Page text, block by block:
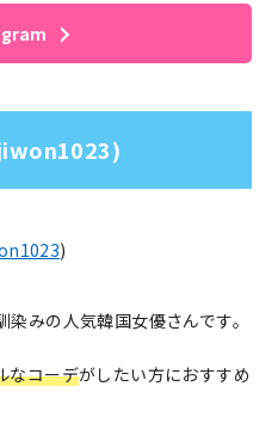
)
みの人気韓国女優さんです。
なコーデがしたい方におすすめ